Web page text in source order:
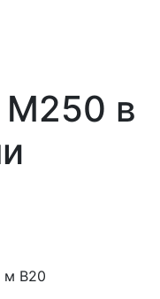
М250 в
м В20